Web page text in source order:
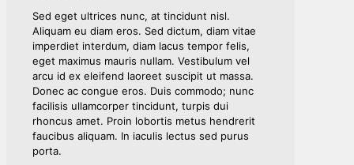
Sed eget ultrices nunc, at tincidunt nisl.
Aliquam eu diam eros. Sed dictum, diam vitae
imperdiet interdum, diam lacus tempor felis,
eget maximus mauris nullam. Vestibulum vel
arcu id ex eleifend laoreet suscipit ut massa.
Donec ac congue eros. Duis commodo; nunc
facilisis ullamcorper tincidunt, turpis dui
rhoncus amet. Proin lobortis metus hendrerit
faucibus aliquam. In iaculis lectus sed purus
porta.